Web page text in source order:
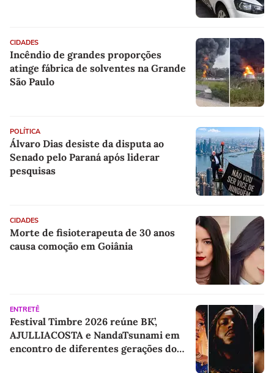
CIDADES
Incêndio de grandes proporções
atinge fábrica de solventes na Grande
São Paulo
POLÍTICA
Álvaro Dias desiste da disputa ao
Senado pelo Paraná após liderar
pesquisas
CIDADES
Morte de fisioterapeuta de 30 anos
causa comoção em Goiânia
ENTRETÊ
Festival Timbre 2026 reúne BK’,
AJULLIACOSTA e NandaTsunami em
encontro de diferentes gerações do